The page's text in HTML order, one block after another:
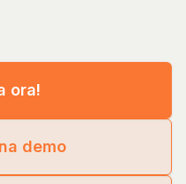
ora!
demo